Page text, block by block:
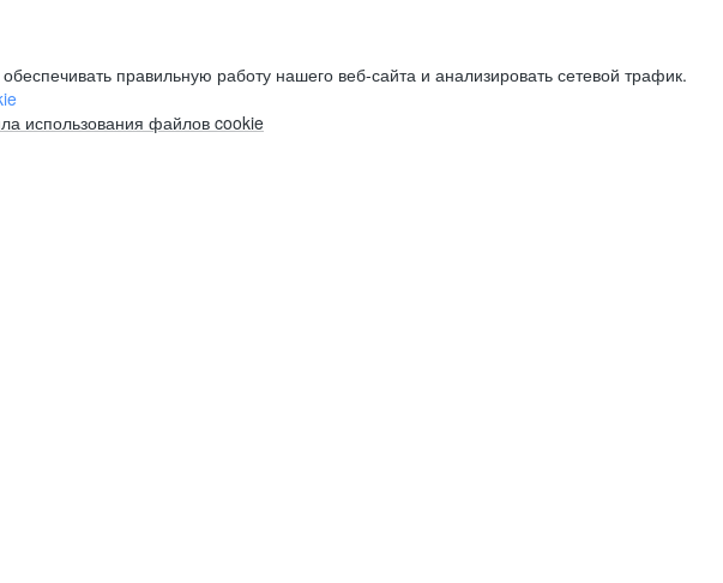
правильную работу нашего веб-сайта и анализировать сетевой трафик.
использования файлов cookie